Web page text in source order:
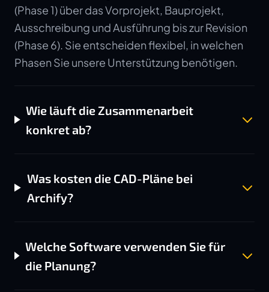
(Phase 1) über das Vorprojekt, Bauprojekt,
Ausschreibung und Ausführung bis zur Revision
(Phase 6). Sie entscheiden flexibel, in welchen
Phasen Sie unsere Unterstützung benötigen.
Wie läuft die Zusammenarbeit
konkret ab?
Was kosten die CAD-Pläne bei
Archify?
Welche Software verwenden Sie für
die Planung?